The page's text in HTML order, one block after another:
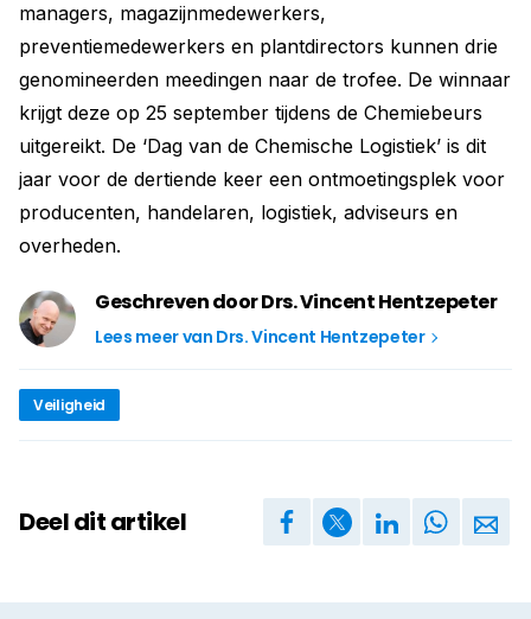
managers, magazijnmedewerkers,
preventiemedewerkers en plantdirectors kunnen drie
genomineerden meedingen naar de trofee. De winnaar
krijgt deze op 25 september tijdens de Chemiebeurs
uitgereikt. De ‘Dag van de Chemische Logistiek’ is dit
jaar voor de dertiende keer een ontmoetingsplek voor
producenten, handelaren, logistiek, adviseurs en
overheden.
Geschreven door Drs. Vincent Hentzepeter
Lees meer van Drs. Vincent Hentzepeter
Veiligheid
Deel dit artikel